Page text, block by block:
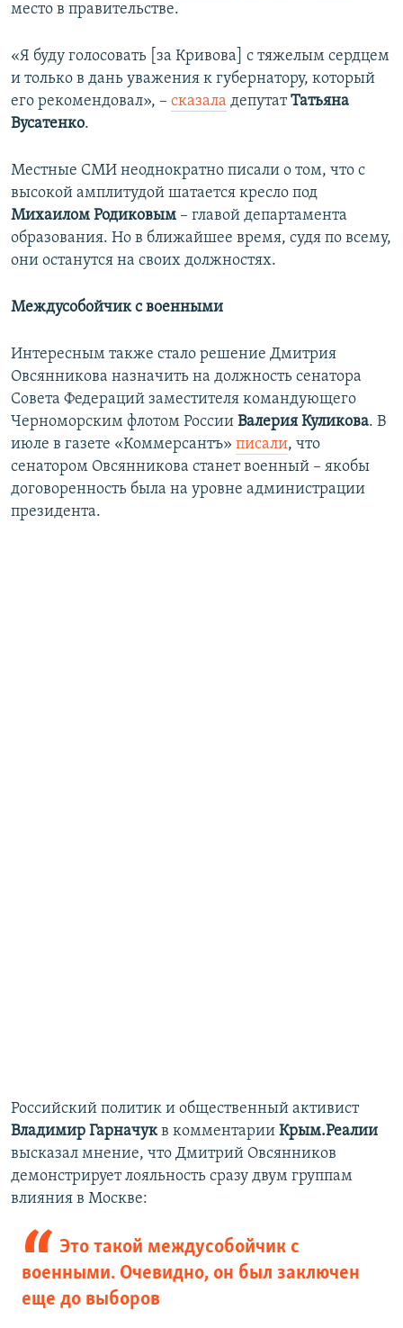
место в правительстве.
«Я буду голосовать [за Кривова] с тяжелым сердцем
и только в дань уважения к губернатору, который
его рекомендовал», – сказала депутатТатьяна
Вусатенко.
Местные СМИ неоднократно писали о том, что с
высокой амплитудой шатается кресло под
Михаилом Родиковым – главой департамента
образования. Но в ближайшее время, судя по всему,
они останутся на своих должностях.
Междусобойчик с военными
Интересным также стало решение Дмитрия
Овсянникова назначить на должность сенатора
Совета Федераций заместителя командующего
Черноморским флотом России Валерия Куликова. В
июле в газете «Коммерсантъ» писали, что
сенатором Овсянникова станет военный – якобы
договоренность была на уровне администрации
президента.
Российский политик и общественный активист
Владимир Гарначукв комментарии Крым.Реалии
высказал мнение, что Дмитрий Овсянников
демонстрирует лояльность сразу двум группам
влияния в Москве:
Это такой междусобойчик с
военными. Очевидно, он был заключен
еще до выборов